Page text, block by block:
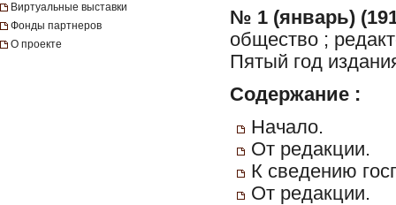
Виртуальные выставки
Фонды партнеров
О проекте
№ 1 (январь)
общество ;
Пятый год
Содержание :
Начало.
От редакции.
К сведению
От редакции.